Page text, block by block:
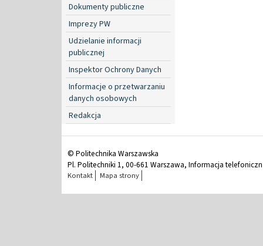
Dokumenty publiczne
Imprezy PW
Udzielanie informacji
publicznej
Inspektor Ochrony Danych
Informacje o przetwarzaniu
danych osobowych
Redakcja
© Politechnika Warszawska
Pl. Politechniki 1, 00-661 Warszawa, Informacja
Kontakt Mapa strony